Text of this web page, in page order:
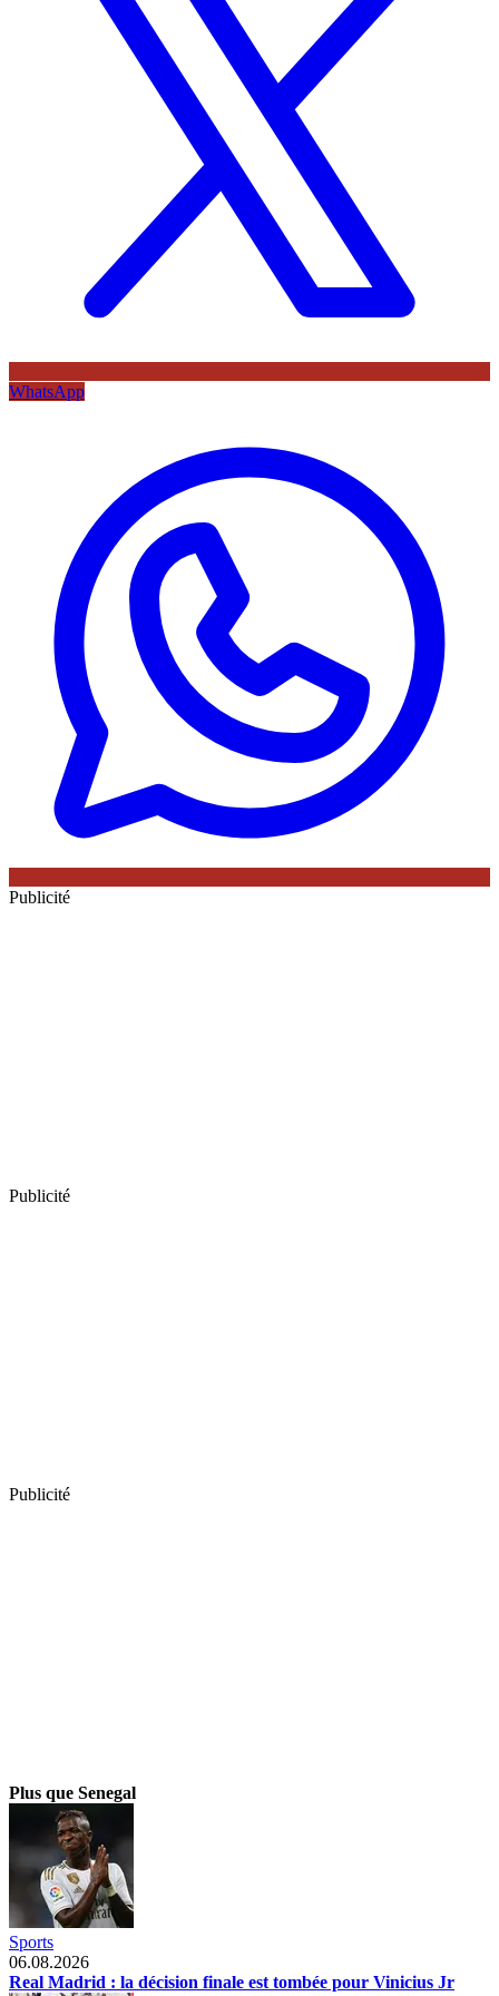
WhatsApp
Publicité
Publicité
Publicité
Plus que Senegal
Sports
06.08.2026
Real Madrid : la décision finale est tombée pour Vinicius Jr